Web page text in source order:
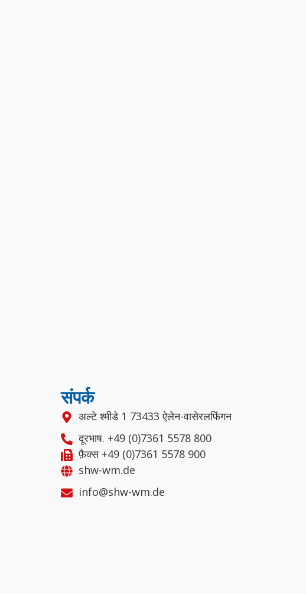
संपर्क
अल्टे श्मीडे 1 73433 ऐलेन-वासेरलफिंगन
दूरभाष. +49 (0)7361 5578 800
फ़ैक्स +49 (0)7361 5578 900
shw-wm.de
info@shw-wm.de